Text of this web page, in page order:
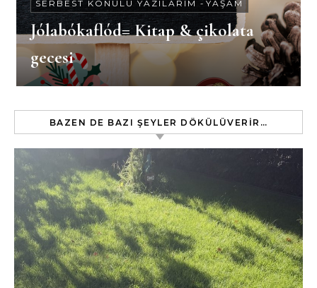
SERBEST KONULU YAZILARIM - YAŞAM
Jólabókaflód= Kitap & çikolata
gecesi
BAZEN DE BAZI ŞEYLER DÖKÜLÜVERIR…